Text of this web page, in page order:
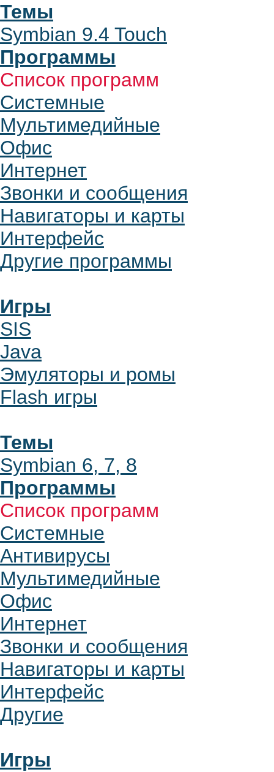
Темы
Symbian 9.4 Touch
Программы
Список программ
Системные
Мультимедийные
Офис
Интернет
Звонки и сообщения
Навигаторы и карты
Интерфейс
Другие программы
Игры
SIS
Java
Эмуляторы и ромы
Flash игры
Темы
Symbian 6, 7, 8
Программы
Список программ
Системные
Антивирусы
Мультимедийные
Офис
Интернет
Звонки и сообщения
Навигаторы и карты
Интерфейс
Другие
Игры